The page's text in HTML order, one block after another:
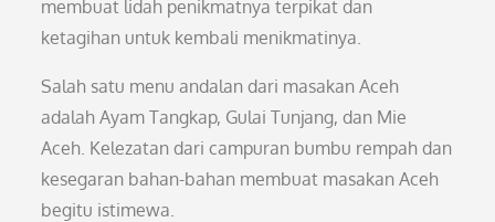
membuat lidah penikmatnya terpikat dan
ketagihan untuk kembali menikmatinya.
Salah satu menu andalan dari masakan Aceh
adalah Ayam Tangkap, Gulai Tunjang, dan Mie
Aceh. Kelezatan dari campuran bumbu rempah dan
kesegaran bahan-bahan membuat masakan Aceh
begitu istimewa.